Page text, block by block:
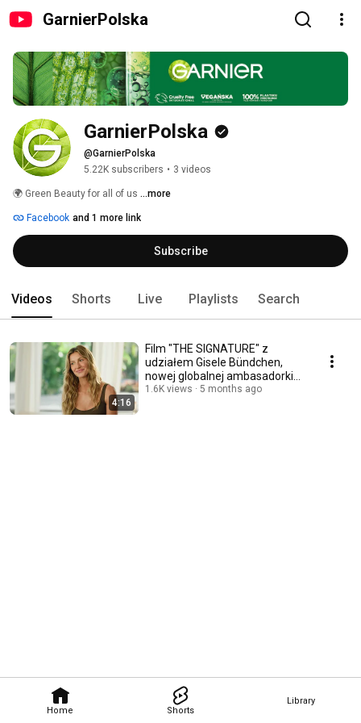
GarnierPolska
Home Shorts
Library
GarnierPolska
@GarnierPolska
5.22K subscribers • 3 videos
🌍 Green Beauty for all of us ...more
Facebook and 1 more link
Subscribe
Videos Shorts Live Playlists Search
4:16
Film "THE SIGNATURE" z
udziałem Gisele Bündchen,
nowej globalnej ambasadorki
marki Garnier
1.6K views 5 months ago